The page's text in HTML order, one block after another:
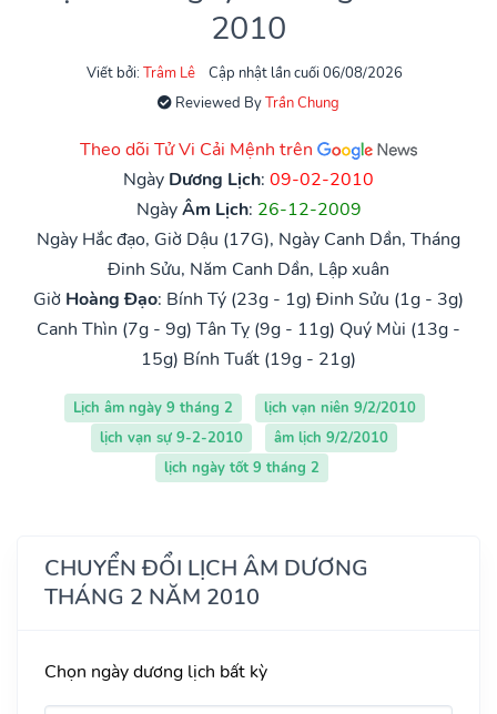
2010
Viết bởi: Trâm Lê
Cập nhật lần cuối 06/08/2026
Reviewed ByTrần Chung
Theo dõi Tử Vi Cải Mệnh trên
Ngày Dương Lịch: 09-02-2010
NgàyÂm Lịch: 26-12-2009
Ngày Hắc đạo, Giờ Dậu (17G), Ngày Canh Dần, Tháng
Đinh Sửu, Năm Canh Dần, Lập xuân
Giờ Hoàng Đạo: Bính Tý (23g - 1g) Đinh Sửu (1g - 3g)
Canh Thìn (7g - 9g) Tân Tỵ (9g - 11g) Quý Mùi (13g -
15g) Bính Tuất (19g - 21g)
Lịch âm ngày 9 tháng 2
lịch vạn niên 9/2/2010
lịch vạn sự 9-2-2010
âm lịch 9/2/2010
lịch ngày tốt 9 tháng 2
CHUYỂN ĐỔI LỊCH ÂM DƯƠNG
THÁNG 2 NĂM 2010
Chọn ngày dương lịch bất kỳ